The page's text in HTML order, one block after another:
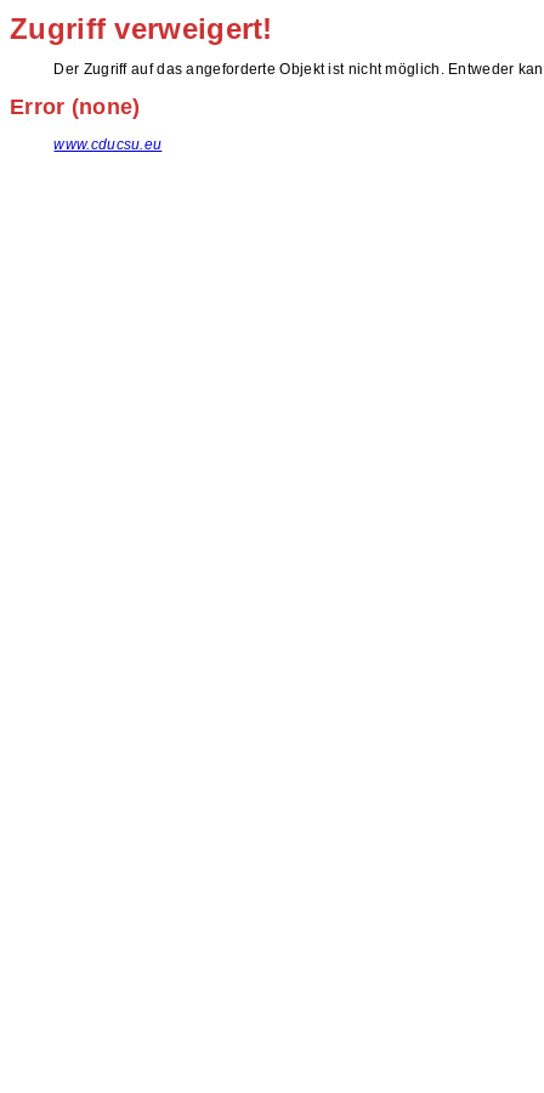
Zugriff verweigert!
Der Zugriff auf das angeforderte Objekt ist nicht möglich. Entweder
Error (none)
www.cducsu.eu